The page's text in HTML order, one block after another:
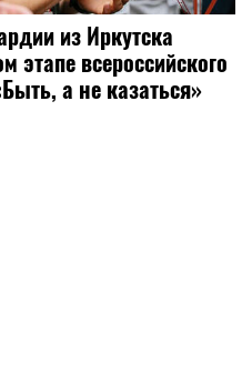
из Иркутска
этапе всероссийского
а не казаться»